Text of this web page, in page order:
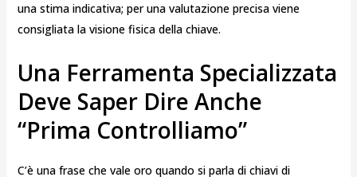
una stima indicativa; per una valutazione precisa viene
consigliata la visione fisica della chiave.
Una Ferramenta Specializzata
Deve Saper Dire Anche
“prima Controlliamo”
C’è una frase che vale oro quando si parla di chiavi di